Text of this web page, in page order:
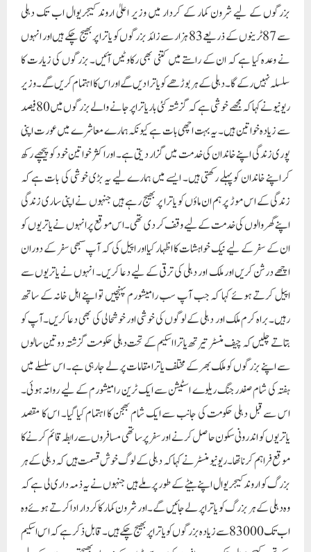
بزرگوں کے لیے شرون کمار کے کردار میں وزیر اعلیٰ اروند کیجریوال اب تک دہلی
سے 87 ٹرینوں کے ذریعے 83 ہزار سے زائد بزرگوں کو یاترا پر بھیج چکے ہیں اور انہوں
نے وعدہ کیا ہے کہ ان کے راستے میں کتنی بھی رکاوٹیں آئیں۔ بزرگوں کی زیارت کا
سلسلہ نہیں رکے گا۔دہلی کے ہر بوڑھے کو یاترا دیں گے اور اس کا اہتمام کریں گے۔وزیر
ریونیو نے کہا کہ مجھے خوشی ہے کہ گزشتہ کئی بار یاترا پر جانے والے بزرگوں میں 80 فیصد
سے زیادہ خواتین ہیں۔ یہ بہت اچھی بات ہے کیونکہ ہمارے معاشرے میں عورت اپنی
پوری زندگی اپنے خاندان کی خدمت میں گزار دیتی ہے۔ اور اکثر خواتین خود کو پیچھے رکھ
کر اپنے خاندان کو پہلے رکھتی ہیں۔ ایسے میں ہمارے لیے یہ بڑی خوشی کی بات ہے کہ
زندگی کے اس موڑ پر ہم ان ماؤں کو یاترا پر بھیج رہے ہیں جنہوں نے اپنی ساری زندگی
اپنے گھر والوں کی خدمت کے لیے وقف کر دی تھی۔اس موقع پر انہوں نے یاتریوں کو
ان کے سفر کے لیے نیک خواہشات کا اظہار کیا اور اپیل کی کہ آپ سبھی سفر کے دوران
اچھے درشن کریں اور ملک اور دہلی کی ترقی کے لیے دعا کریں۔ انہوں نے یاتریوں سے
اپیل کرتے ہوئے کہا کہ جب آپ سب رامیشورم پہنچیں تو اپنے اہل خانہ کے ساتھ
رہیں۔براہ کرم ملک اور دہلی کے لوگوں کی خوشی اور خوشحالی کی بھی دعا کریں۔آپ کو
بتاتے چلیں کہ چیف منسٹر تیرتھ یاترا اسکیم کے تحت دہلی حکومت گزشتہ دو تین سالوں
سے اپنے بزرگوں کو ملک بھر کے مختلف یاترا مقامات پر لے جا رہی ہے۔ اس سلسلے میں
ہفتہ کی شام صفدرجنگ ریلوے اسٹیشن سے ایک ٹرین رامیشورم کے لیے روانہ ہوئی۔
اس سے قبل دہلی حکومت کی جانب سے ایک شام بھجن کا اہتمام کیا گیا۔ اس کا مقصد
یاتریوں کو اندرونی سکون حاصل کرنے اور سفر پر ساتھی مسافروں سے رابطہ قائم کرنے کا
موقع فراہم کرنا تھا۔ریونیو منسٹر نے کہا کہ دہلی کے لوگ خوش قسمت ہیں کہ دہلی کے ہر
بزرگ کو اروند کیجریوال اپنے بیٹے کے طور پر ملے ہیں جنہوں نے یہ ذمہ داری لی ہے کہ
وہ دہلی کے ہر بزرگ کو یاترا پر لے جائیں گے۔ اور شرون کمار کا کردار ادا کرتے ہوئے وہ
اب تک 83000 سے زیادہ بزرگوں کو یاترا پر بھیج چکے ہیں۔ قابل ذکر ہے کہ اس اسکیم